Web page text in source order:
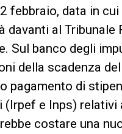
febbraio, data in cui
davanti al Tribunale
Sul banco degli
della scadenza
pagamento di
(Irpef e Inps) relativi
costare una